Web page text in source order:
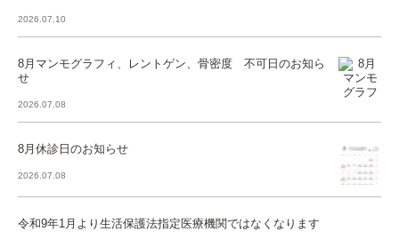
2026.07.10
8月マンモグラフィ、レントゲン、骨密度 不可日のお知ら
せ
2026.07.08
8月休診日のお知らせ
2026.07.08
令和9年1月より生活保護法指定医療機関ではなくなります